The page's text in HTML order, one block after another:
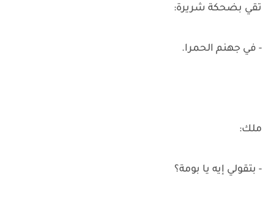
تقي بضحكة شريرة:
- في جهنم الحمرا.
ملك:
- بتقولي إيه يا بومة؟